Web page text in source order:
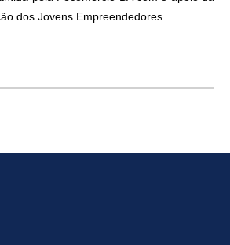
Como utilizar
dos Jovens Empreendedores.